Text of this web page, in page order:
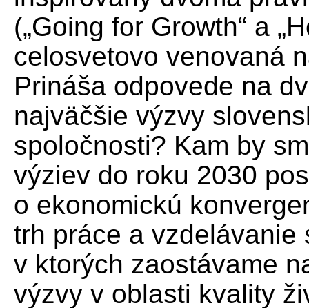
(„Going for Growth“ a
celosvetovo venovaná
Prináša odpovede na
najväčšie výzvy
spoločnosti? Kam by
výziev do roku 2030
o ekonomickú
trh práce a
v ktorých zaostávame
výzvy v oblasti kvality